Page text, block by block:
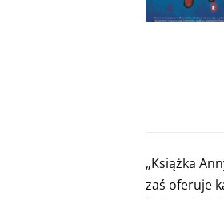
„Książka
zaś oferuje